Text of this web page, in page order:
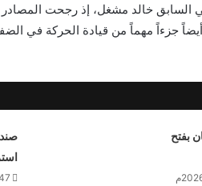
خالد مشغل، إذ رجحت المصادر
جزءاً مهماً من قيادة الحركة في
بفتح
28-